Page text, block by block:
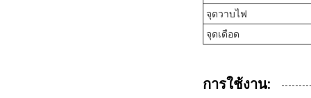
จุดวาบไฟ
จุดเดือด
การใช้งาน: